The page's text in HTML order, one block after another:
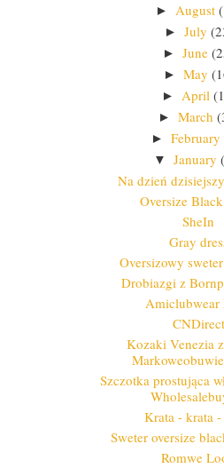
► August
► July
► June
► May
► April
► March
► February
▼ January
Na dzień
Oversize
SheIn
Gray
Oversizowy
Drobiazgi z
Amiclubwear
CNDirect
Kozaki Venezia
Szczotka prostująca
Krata - krata
Sweter oversize
Romwe